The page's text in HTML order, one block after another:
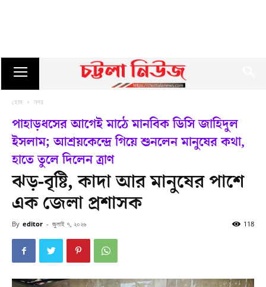
হোম নগর
পাহাড়ধসের আগেই মাঠে মানবিক ডিসি জাহিদুল
ইসলাম; আশ্রয়কেন্দ্রে গিয়ে শুনলেন মানুষের কথা,
হাতে তুলে দিলেন ত্রাণ
ঝড়-বৃষ্টি, কাদা আর মানুষের পাশে
এক জেলা প্রশাসক
By editor - জুলাই ৭, ২০২৬ 118